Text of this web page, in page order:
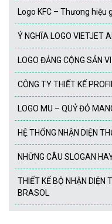
Logo KFC – Thương hiệu
Ý NGHĨA LOGO VIETJET
LOGO ĐẢNG CỘNG SẢN
CÔNG TY THIẾT KẾ
LOGO MU – QUỶ ĐỎ
HỆ THỐNG NHẬN DIỆN
NHỮNG CÂU SLOGAN
THIẾT KẾ BỘ NHẬN DIỆN
BRASOL